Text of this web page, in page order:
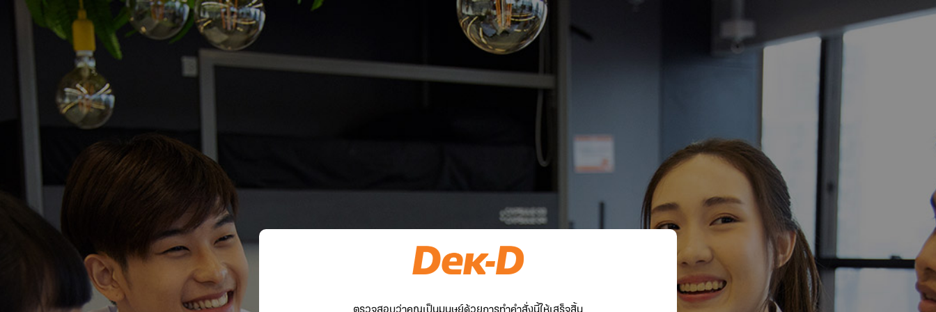
ตรวจสอบว่าคุณเป็นมนุษย์ด้วยการทำคำสั่งนี้ให้เสร็จสิ้น